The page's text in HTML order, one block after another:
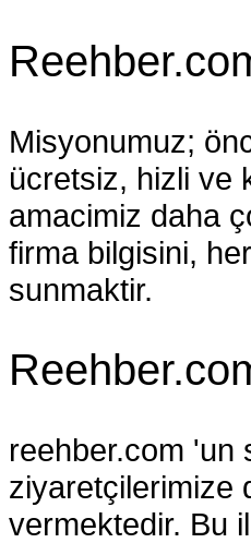
Misyonumuz;
ücretsiz, hizli ve
amacimiz daha
firma bilgisini,
sunmaktir.
reehber.com 'un
ziyaretçilerimize
vermektedir. Bu